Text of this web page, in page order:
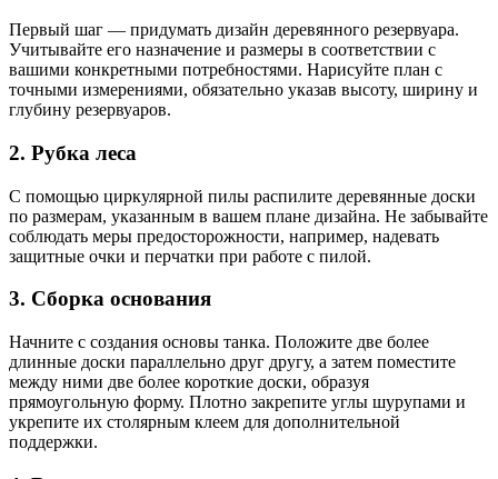
Первый шаг — придумать дизайн деревянного резервуара.
Учитывайте его назначение и размеры в соответствии с
вашими конкретными потребностями. Нарисуйте план с
точными измерениями, обязательно указав высоту, ширину и
глубину резервуаров.
2. Рубка леса
С помощью циркулярной пилы распилите деревянные доски
по размерам, указанным в вашем плане дизайна. Не забывайте
соблюдать меры предосторожности, например, надевать
защитные очки и перчатки при работе с пилой.
3. Сборка основания
Начните с создания основы танка. Положите две более
длинные доски параллельно друг другу, а затем поместите
между ними две более короткие доски, образуя
прямоугольную форму. Плотно закрепите углы шурупами и
укрепите их столярным клеем для дополнительной
поддержки.